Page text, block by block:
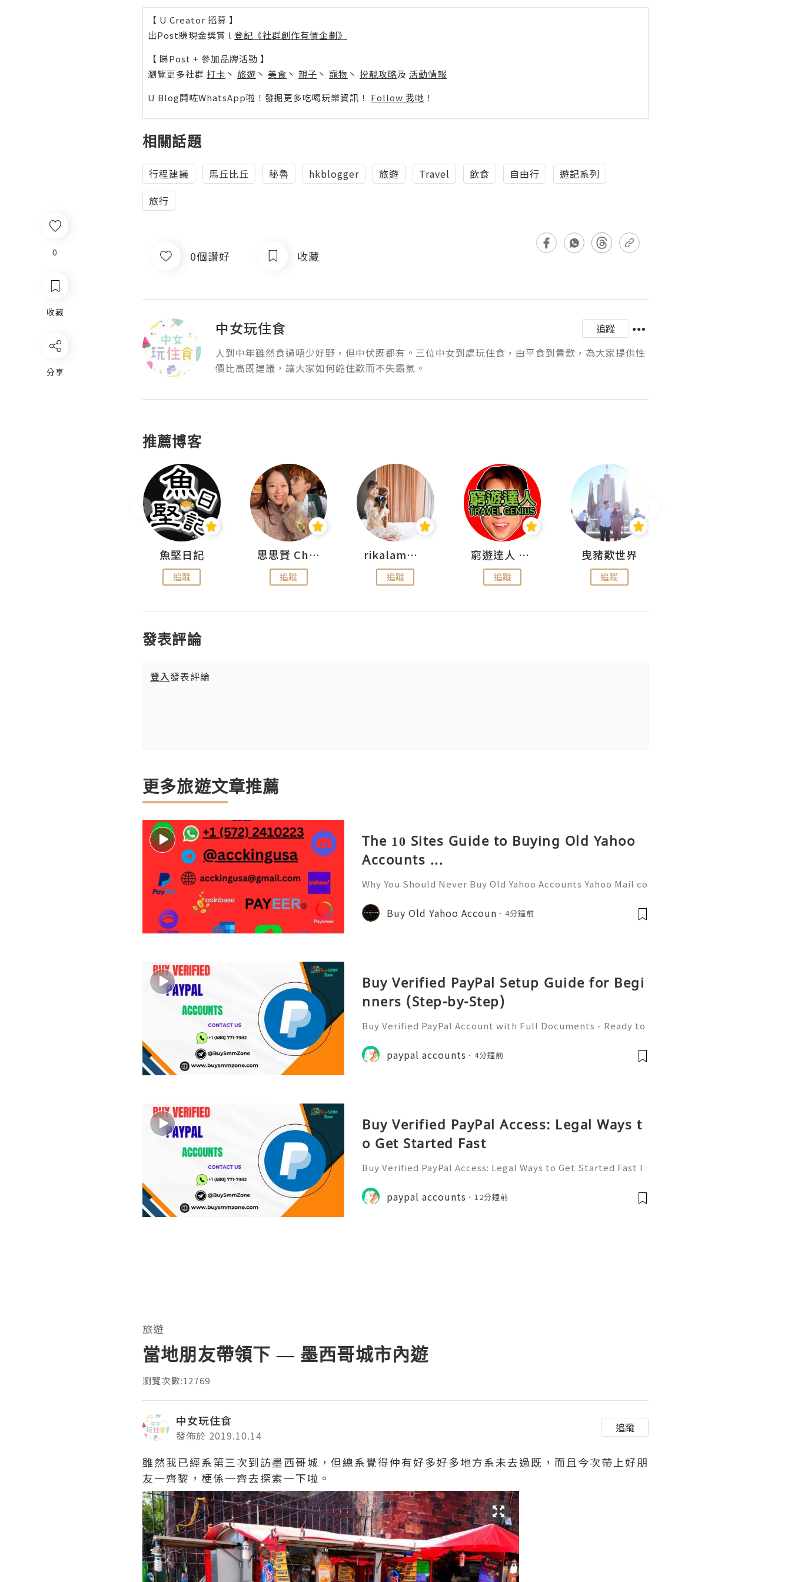
0
收藏
分享
【 U Creator 招募 】
出Post賺現金獎賞 l 登記《社群創作有價企劃》
【 睇Post + 參加品牌活動 】
瀏覽更多社群 打卡 丶 旅遊 丶 美食 丶 親子 丶 寵物 丶 扮靚攻略及 活動情報
U Blog開咗WhatsApp啦！發掘更多吃喝玩樂資訊！ Follow 我哋 ！
相關話題
行程建議 馬丘比丘 秘魯 hkblogger 旅遊 Travel 飲食 自由行
遊記系列
旅行
0個讚好 收藏
中女玩住食
追蹤
人到中年雖然食過唔少好野，但中伏既都有。三位中女到處玩住食，由平食到貴歎，為大家提供性
價比高既建議，讓大家如何縮住歎而不失霸氣。
推薦博客
魚堅日記
追蹤
思思賢 ChillMyBabe
追蹤
rikalammm
追蹤
窮遊達人 Mr.TravelGenius
追蹤
曳豬歎世界
追蹤
發表評論
登入發表評論
更多旅遊文章推薦
The 10 Sites Guide to Buying Old Yahoo
Accounts ...
Why You Should Never Buy Old Yahoo Accounts Yahoo Mail co
onal communication, business correspondence, and online a
ccount recovery. Because of
Buy Old Yahoo Accoun 4分鐘前
Buy Verified PayPal Setup Guide for Begi
nners (Step-by-Step)
Buy Verified PayPal Account with Full Documents - Ready to
m: @BuySmmZone ✅ Skype: BuySmmZone 📧 Email:
paypal accounts 4分鐘前
Buy Verified PayPal Access: Legal Ways t
o Get Started Fast
Buy Verified PayPal Access: Legal Ways to Get Started Fast I
on speed is the ultimate differentiator. Whether you are bid
ding on a limited-edit
paypal accounts 12分鐘前
旅遊
當地朋友帶領下 — 墨西哥城市內遊
瀏覽次數:12769
中女玩住食
發佈於 2019.10.14
追蹤
雖然我已經系第三次到訪墨西哥城，但總系覺得仲有好多好多地方系未去過既，而且今次帶上好朋
友一齊黎，梗係一齊去探索一下啦。